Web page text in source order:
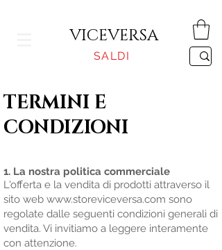
VICEVERSA
SALDI
TERMINI E
CONDIZIONI
1. La nostra politica commerciale
L'offerta e la vendita di prodotti attraverso il
sito web www.storeviceversa.com sono
regolate dalle seguenti condizioni generali di
vendita. Vi invitiamo a leggere interamente
con attenzione.